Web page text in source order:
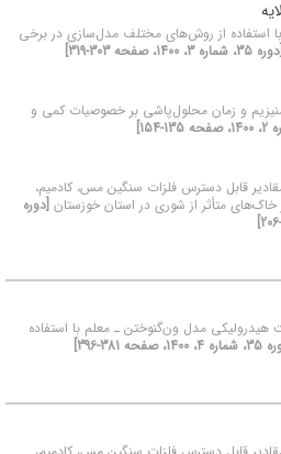
از روش‌های مختلف مدل‌سازی در برخی
[دوره 35، شماره 3، 1400، صفحه 303-319]
منیزیم و زمان‌ محلول‌پاشی بر خصوصیات کمی و
قابل دسترس فلزات سنگین مس، کادمیم،
متأثر از شوری در استان خوزستان [دوره
مدل ون‌گنوختن ـ معلم با استفاده
صفحه 381-396]